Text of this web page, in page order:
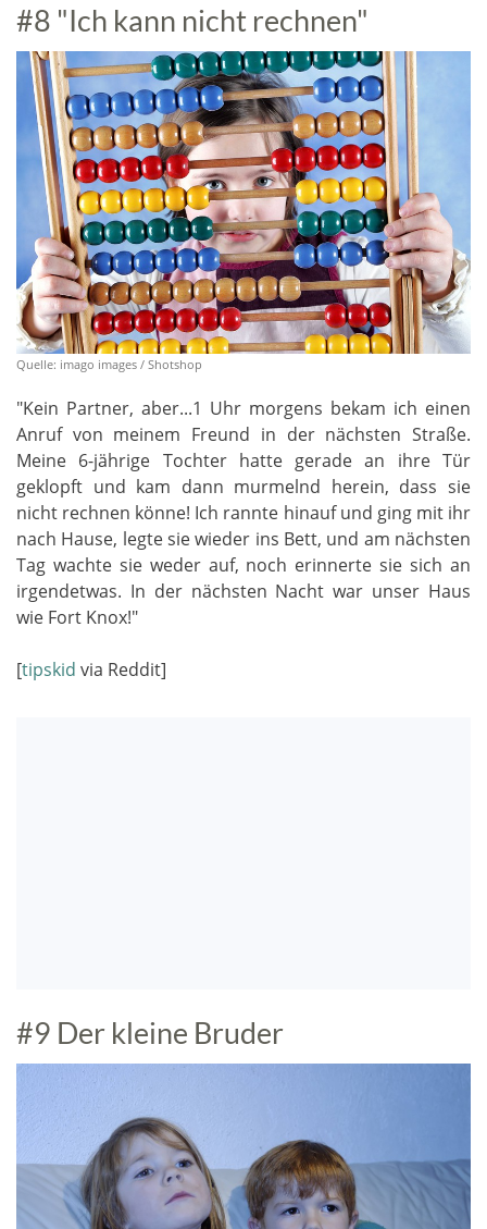
#8 "Ich kann nicht rechnen"
Quelle: imago images / Shotshop
"Kein Partner, aber...1 Uhr morgens bekam ich einen
Anruf von meinem Freund in der nächsten Straße.
Meine 6-jährige Tochter hatte gerade an ihre Tür
geklopft und kam dann murmelnd herein, dass sie
nicht rechnen könne! Ich rannte hinauf und ging mit ihr
nach Hause, legte sie wieder ins Bett, und am nächsten
Tag wachte sie weder auf, noch erinnerte sie sich an
irgendetwas. In der nächsten Nacht war unser Haus
wie Fort Knox!"
[tipskid via Reddit]
#9 Der kleine Bruder